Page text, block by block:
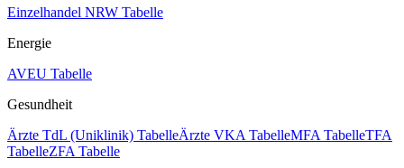
Einzelhandel NRW Tabelle
Energie
AVEU Tabelle
Gesundheit
Ärzte TdL (Uniklinik) TabelleÄrzte VKA TabelleMFA TabelleTFA
TabelleZFA Tabelle